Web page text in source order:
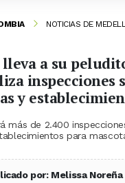
NOTICIAS DE
lleva a su
inspecciones
y
más de 2.400
para
por: Melissa Noreña